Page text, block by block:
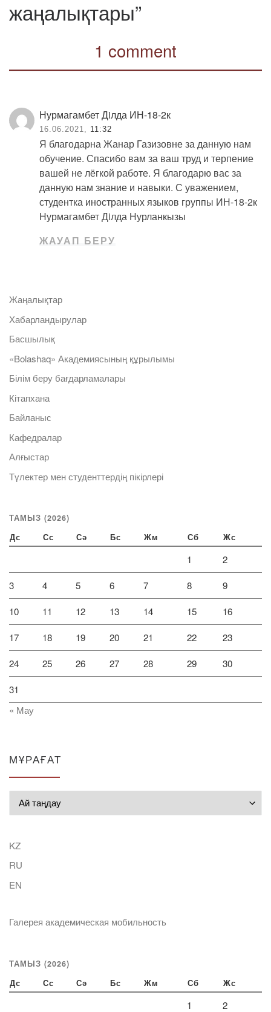
жаңалықтары”
1 comment
Нурмагамбет Дiлда ИН-18-2к
16.06.2021, 11:32
Я благодарна Жанар Газизовне за данную нам
обучение. Спасибо вам за ваш труд и терпение
вашей не лёгкой работе. Я благодарю вас за
данную нам знание и навыки. С уважением,
студентка иностранных языков группы ИН-18-2к
Нурмагамбет Дiлда Нурланкызы
ЖАУАП БЕРУ
Жаңалықтар
Хабарландырулар
Басшылық
«Bolashaq» Академиясының құрылымы
Білім беру бағдарламалары
Кітапхана
Байланыс
Кафедралар
Алғыстар
Түлектер мен студенттердің пікірлері
ТАМЫЗ (2026)
Дс Сс Сә Бс Жм Сб Жс
1 2
3 4 5 6 7 8 9
10 11 12 13 14 15 16
17 18 19 20 21 22 23
24 25 26 27 28 29 30
31
« Мау
МҰРАҒАТ
KZ
RU
EN
Галерея академическая мобильность
ТАМЫЗ (2026)
Дс Сс Сә Бс Жм Сб Жс
1 2